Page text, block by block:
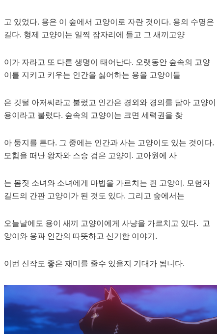
고 있었다. 용은 이 숲에서 고양이로 자란 것이다. 용의 수명은
길다. 형제 고양이는 일찍 잠자리에 들고 그 새끼고양
이가 자라고 또 다른 생명이 태어난다. 오랫동안 숲속의 고양
이를 지키고 키우는 인간을 싫어하는 용을 고양이들
은 깃털 아저씨라고 불렀고 인간은 경외와 경의를 담아 고양이
용이라고 불렀다. 숲속의 고양이는 크면 세력권을 찾
아 둥지를 튼다. 그 중에는 인간과 사는 고양이도 있는 것이다.
모험을 떠난 왕자와 스승 검은 고양이. 고아원에 사
는 몸짓 소녀와 소녀에게 마법을 가르치는 흰 고양이. 모험자
길드의 간판 고양이가 된 것도 있다. 그리고 숲에서는
오늘날에도 용이 새끼 고양이에게 사냥을 가르치고 있다. 고
양이와 용과 인간의 따뜻하고 신기한 이야기.
이번 신작도 좋은 재미를 줄수 있을지 기대가 됩니다.